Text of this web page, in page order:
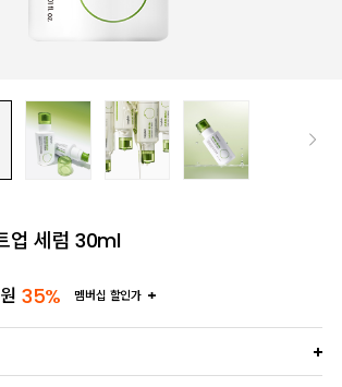
업 세럼 30ml
원 35% 멤버십 할인가